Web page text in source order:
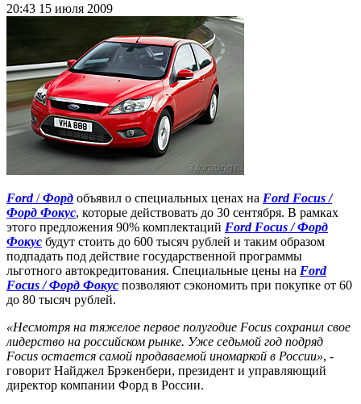
20:43 15 июля 2009
Ford/Форд объявил о специальных ценах на Ford Focus /
Форд Фокус, которые действовать до 30 сентября. В рамках
этого предложения 90% комплектаций Ford Focus / Форд
Фокус будут стоить до 600 тысяч рублей и таким образом
подпадать под действие государственной программы
льготного автокредитования. Специальные цены на Ford
Focus / Форд Фокус позволяют сэкономить при покупке от 60
до 80 тысяч рублей.
«Несмотря на тяжелое первое полугодие Focus сохранил свое
лидерство на российском рынке. Уже седьмой год подряд
Focus остается самой продаваемой иномаркой в России», -
говорит Найджел Брэкенбери, президент и управляющий
директор компании Форд в России.